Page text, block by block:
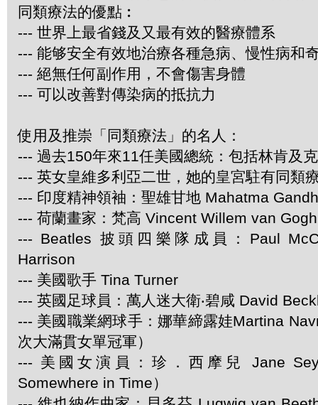
同類療法的優點︰
--- 世界上最省錢及又最有效的醫療體系
--- 能够安全有效地治療各種急病、慢性病和
--- 絕無任何副作用，不會傷害身體
--- 可以改善對傳染病的抵抗力
使用及推崇「同類療法」的名人：
--- 過去150年來11任美國總統：包括林肯及
--- 英女皇維多利亞二世，她的皇宮駐有同類
--- 印度精神領袖：聖雄甘地 Mahatma
--- 荷蘭畫家：梵高 Vincent Willem van Gogh
--- Beatles 披頭四樂隊成員：Paul
Harrison
--- 美國歌手 Tina Turner
--- 英國足球員：萬人迷大衛‧碧咸 David
--- 美國職業網球手：娜華締露娃Martina
次大滿貫女單冠軍）
--- 美國女演員：珍．西摩兒 Jane
Somewhere in Time）